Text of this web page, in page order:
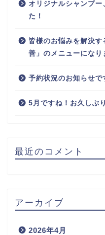
オリジナルシャンプー
た！
皆様のお悩みを解決
善」のメニューになり
予約状況のお知らせで
5月ですね！お久しぶ
最近のコメント
アーカイブ
2026年4月